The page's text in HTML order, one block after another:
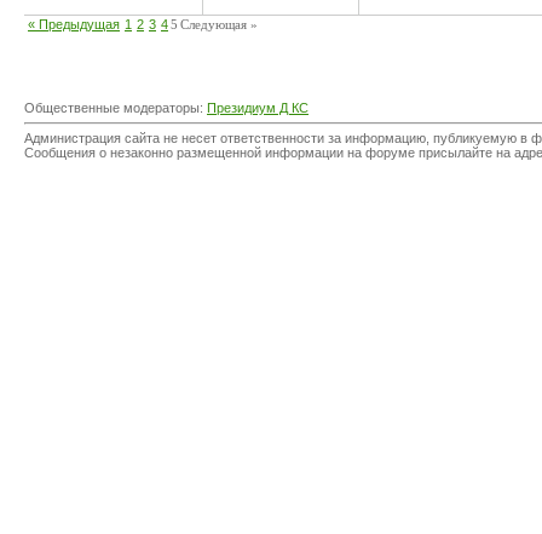
« Предыдущая 1 2 3 45 Следующая »
Общественные модераторы: Президиум Д КС
Администрация сайта не несет ответственности за информацию, публикуемую
Сообщения о незаконно размещенной информации на форуме присылайте на